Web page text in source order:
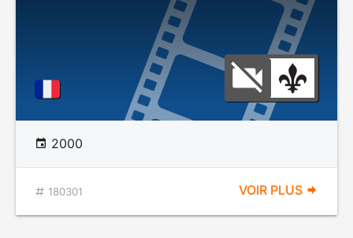
2000
180301 VOIR PLUS